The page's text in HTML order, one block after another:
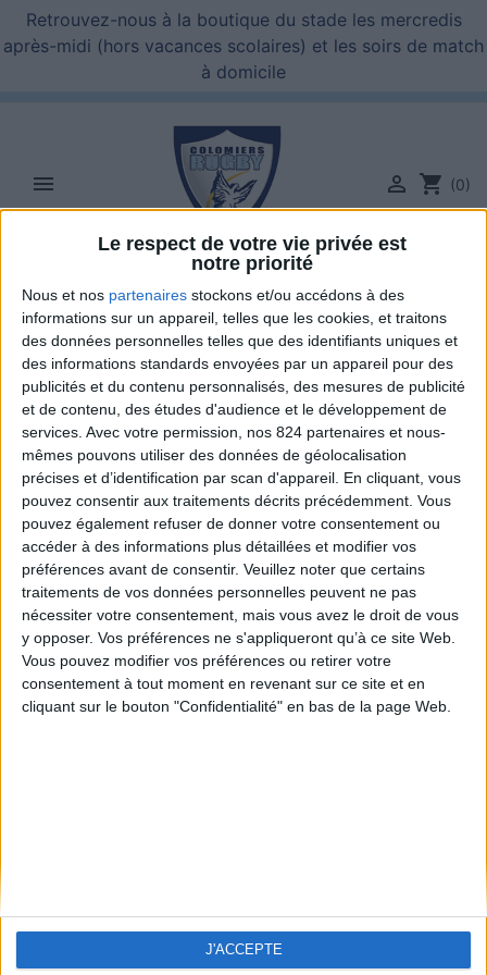
Le respect de votre vie privée est
notre priorité
Nous et nos partenaires stockons et/ou accédons à des
informations sur un appareil, telles que les cookies, et traitons
des données personnelles telles que des identifiants uniques et
des informations standards envoyées par un appareil pour des
publicités et du contenu personnalisés, des mesures de publicité
et de contenu, des études d'audience et le développement de
services. Avec votre permission, nos 824 partenaires et nous-
mêmes pouvons utiliser des données de géolocalisation
précises et d’identification par scan d'appareil. En cliquant, vous
pouvez consentir aux traitements décrits précédemment. Vous
pouvez également refuser de donner votre consentement ou
accéder à des informations plus détaillées et modifier vos
préférences avant de consentir. Veuillez noter que certains
traitements de vos données personnelles peuvent ne pas
nécessiter votre consentement, mais vous avez le droit de vous
y opposer. Vos préférences ne s'appliqueront qu’à ce site Web.
Vous pouvez modifier vos préférences ou retirer votre
consentement à tout moment en revenant sur ce site et en
cliquant sur le bouton "Confidentialité" en bas de la page Web.
J'ACCEPTE
Retrouvez-nous à la boutique du stade les mercredis
après-midi (hors vacances scolaires) et les soirs de match
à domicile
  shopping_cart (0)
Quantité
- +